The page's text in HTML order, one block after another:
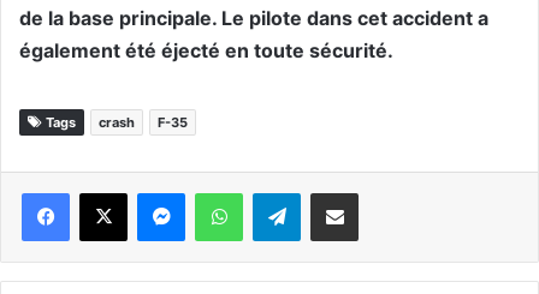
de la base principale. Le pilote dans cet accident a
également été éjecté en toute sécurité.
Tags crash F-35
WhatsApp Telegram